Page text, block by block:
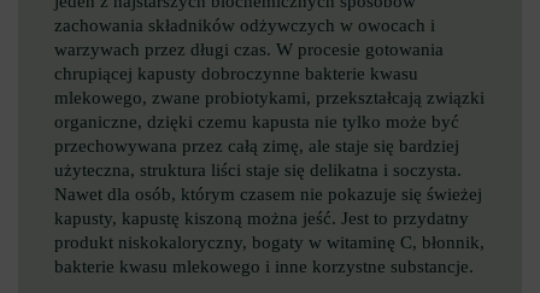
zachowania składników odżywczych w owocach i
warzywach przez długi czas. W procesie gotowania
chrupiącej kapusty dobroczynne bakterie kwasu
mlekowego, zwane probiotykami, przekształcają związki
organiczne, dzięki czemu kapusta nie tylko może być
przechowywana przez całą zimę, ale staje się bardziej
użyteczna, struktura liści staje się delikatna i soczysta.
Nawet dla osób, którym czasem nie pokazuje się świeżej
kapusty, kapustę kiszoną można jeść. Jest to przydatny
produkt niskokaloryczny, bogaty w witaminę C, błonnik,
bakterie kwasu mlekowego i inne korzystne substancje.